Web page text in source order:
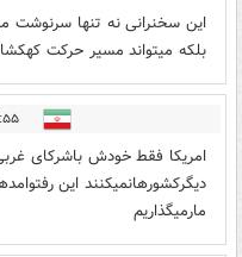
این سخنرانی نه تنها سرنوشت
بلکه میتواند مسیر حرکت
۱۲:۵۵ -
امریکا فقط خودش باشرکای
دیگرکشورهانمیکنند این
مارمیگذاریم